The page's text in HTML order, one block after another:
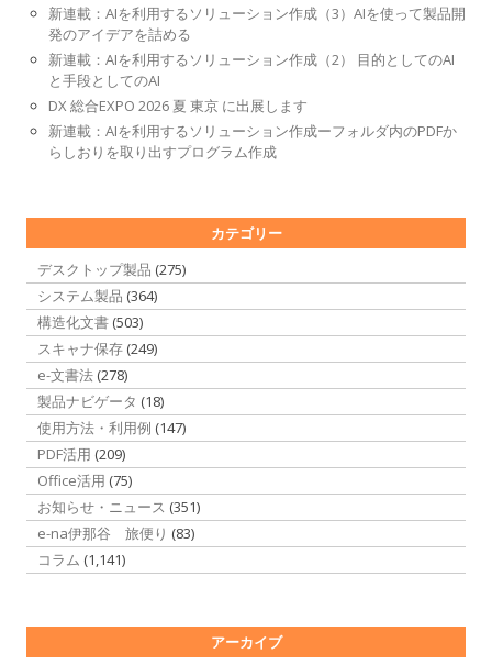
新連載：AIを利用するソリューション作成（3）AIを使って製品開
発のアイデアを詰める
新連載：AIを利用するソリューション作成（2） 目的としてのAI
と手段としてのAI
DX 総合EXPO 2026 夏 東京 に出展します
新連載：AIを利用するソリューション作成ーフォルダ内のPDFか
らしおりを取り出すプログラム作成
カテゴリー
デスクトップ製品 (275)
システム製品 (364)
構造化文書 (503)
スキャナ保存 (249)
e-文書法 (278)
製品ナビゲータ (18)
使用方法・利用例 (147)
PDF活用 (209)
Office活用 (75)
お知らせ・ニュース (351)
e-na伊那谷 旅便り (83)
コラム (1,141)
アーカイブ